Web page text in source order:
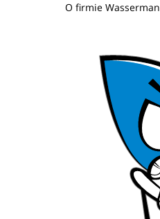
O firmie Wasserman